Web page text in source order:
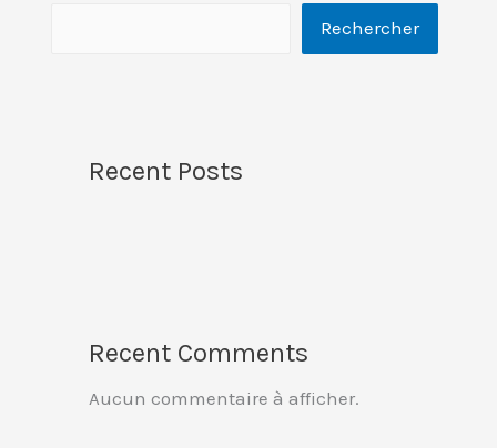
Rechercher
Recent Posts
Recent Comments
Aucun commentaire à afficher.